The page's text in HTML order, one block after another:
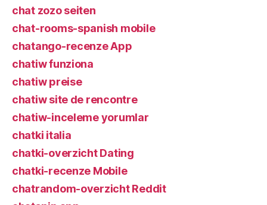
chat zozo seiten
chat-rooms-spanish mobile
chatango-recenze App
chatiw funziona
chatiw preise
chatiw site de rencontre
chatiw-inceleme yorumlar
chatki italia
chatki-overzicht Dating
chatki-recenze Mobile
chatrandom-overzicht Reddit